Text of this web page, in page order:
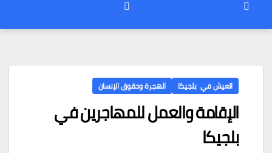
العيش في بلجيكا الهجرة وحقوق الإنسان
الإقامة والعمل للمهاجرين في
بلجيكا